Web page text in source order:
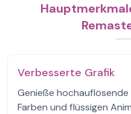
Verbesserte Grafik
Genieße
Farben und flüssigen